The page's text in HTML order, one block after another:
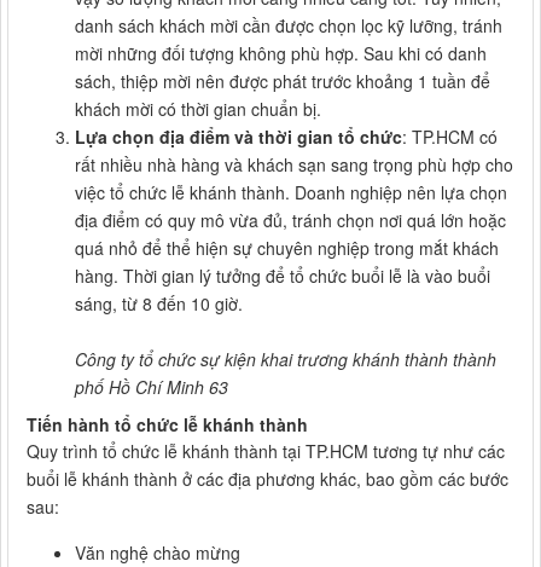
danh sách khách mời cần được chọn lọc kỹ lưỡng, tránh
mời những đối tượng không phù hợp. Sau khi có danh
sách, thiệp mời nên được phát trước khoảng 1 tuần để
khách mời có thời gian chuẩn bị.
Lựa chọn địa điểm và thời gian tổ chức: TP.HCM có
rất nhiều nhà hàng và khách sạn sang trọng phù hợp cho
việc tổ chức lễ khánh thành. Doanh nghiệp nên lựa chọn
địa điểm có quy mô vừa đủ, tránh chọn nơi quá lớn hoặc
quá nhỏ để thể hiện sự chuyên nghiệp trong mắt khách
hàng. Thời gian lý tưởng để tổ chức buổi lễ là vào buổi
sáng, từ 8 đến 10 giờ.
Công ty tổ chức sự kiện khai trương khánh thành thành
phố Hồ Chí Minh 63
Tiến hành tổ chức lễ khánh thành
Quy trình tổ chức lễ khánh thành tại TP.HCM tương tự như các
buổi lễ khánh thành ở các địa phương khác, bao gồm các bước
sau:
Văn nghệ chào mừng